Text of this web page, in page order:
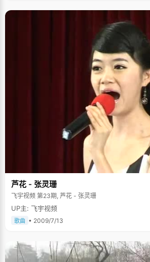
芦花 - 张灵珊
飞宇视频 第23期, 芦花 - 张灵珊
UP主: 飞宇视频
歌曲 • 2009/7/13